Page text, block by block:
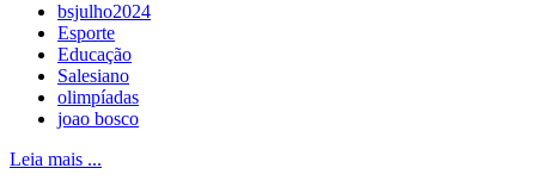
bsjulho2024
Esporte
Educação
Salesiano
olimpíadas
joao bosco
Leia mais ...